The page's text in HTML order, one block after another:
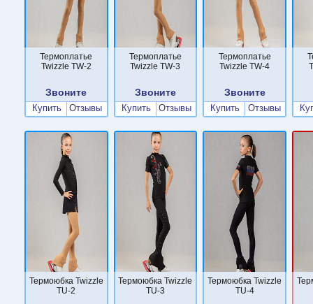
Термоплатье
Twizzle TW-2
Звоните
Купить Отзывы
Термоплатье
Twizzle TW-3
Звоните
Купить Отзывы
Термоплатье
Twizzle TW-4
Звоните
Купить Отзывы
Термоюбка Twizzle
TU-2
Термоюбка Twizzle
TU-3
Термоюбка Twizzle
TU-4